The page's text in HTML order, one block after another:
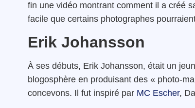
fin une vidéo montrant comment il a créé
facile que certains photographes
Erik Johansson
À ses débuts, Erik Johansson, était un
blogosphère en produisant des « photo-
concevons. Il fut inspiré par MC Escher,